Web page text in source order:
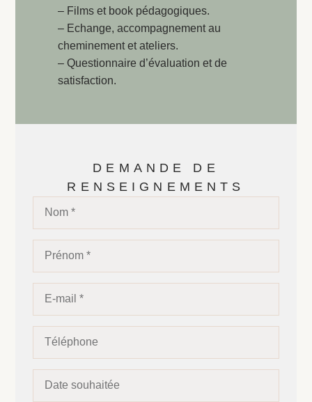
– Films et book pédagogiques.
– Echange, accompagnement au
cheminement et ateliers.
– Questionnaire d’évaluation et de
satisfaction.
DEMANDE DE
RENSEIGNEMENTS